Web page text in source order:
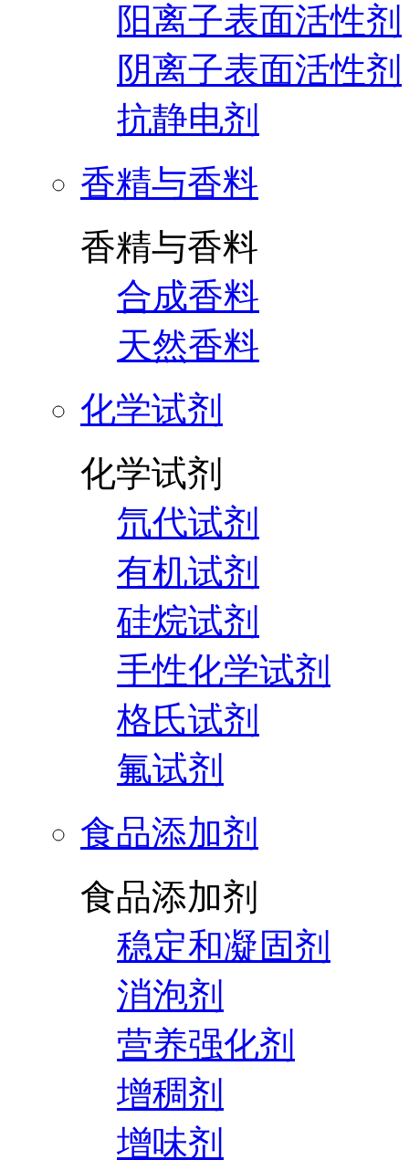
阳离子表面活性剂
阴离子表面活性剂
抗静电剂
香精与香料
香精与香料
合成香料
天然香料
化学试剂
化学试剂
氘代试剂
有机试剂
硅烷试剂
手性化学试剂
格氏试剂
氟试剂
食品添加剂
食品添加剂
稳定和凝固剂
消泡剂
营养强化剂
增稠剂
增味剂